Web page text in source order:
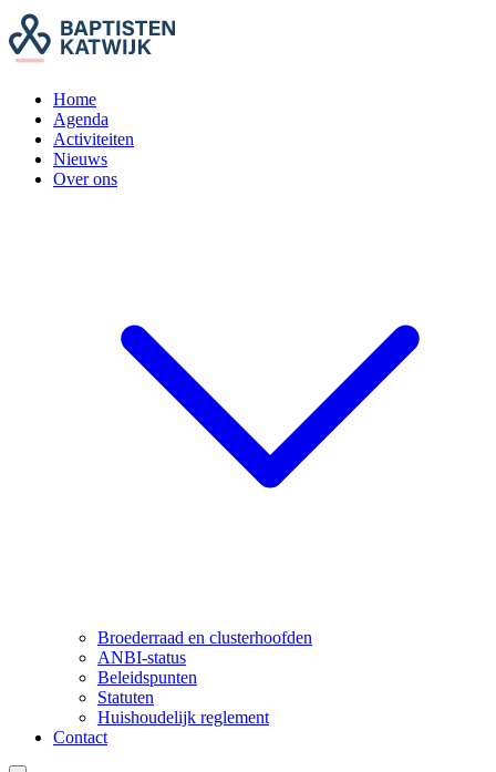
Home
Agenda
Activiteiten
Nieuws
Over ons
Broederraad en clusterhoofden
ANBI-status
Beleidspunten
Statuten
Huishoudelijk reglement
Contact